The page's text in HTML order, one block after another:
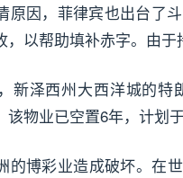
原因，菲律宾也出台了
以帮助填补赤字。由于
新泽西州大西洋城的
物业已空置6年，计划
的博彩业造成破坏。在